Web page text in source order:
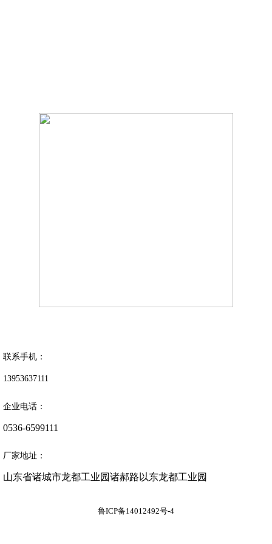
联系手机：
13953637111
企业电话：
0536-6599111
厂家地址：
山东省诸城市龙都工业园诸郝路以东龙都工业园
鲁ICP备14012492号-4